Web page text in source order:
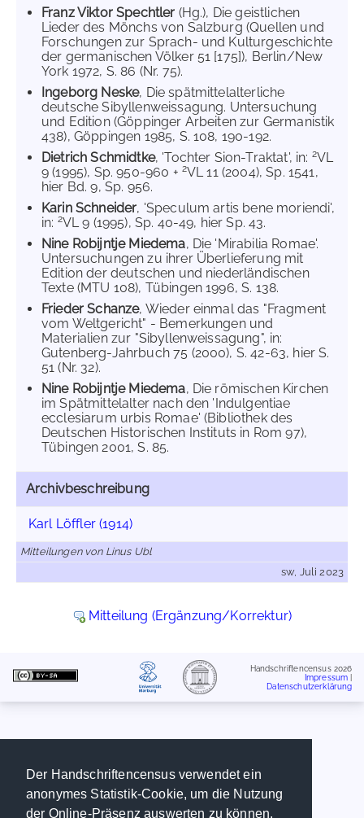
Der Handschriftencensus verwendet ein
anonymes Statistik-Cookie, um die Nutzung
der Online-Präsenz auswerten zu können.
Franz Viktor Spechtler (Hg.), Die geistlichen
Lieder des Mönchs von Salzburg (Quellen und
Forschungen zur Sprach- und Kulturgeschichte
der germanischen Völker 51 [175]), Berlin/New
York 1972, S. 86 (Nr. 75).
Ingeborg Neske, Die spätmittelalterliche
deutsche Sibyllenweissagung. Untersuchung
und Edition (Göppinger Arbeiten zur Germanistik
438), Göppingen 1985, S. 108, 190-192.
Dietrich Schmidtke, 'Tochter Sion-Traktat', in: 2VL
9 (1995), Sp. 950-960 + 2VL 11 (2004), Sp. 1541,
hier Bd. 9, Sp. 956.
Karin Schneider, 'Speculum artis bene moriendi',
in: 2VL 9 (1995), Sp. 40-49, hier Sp. 43.
Nine Robijntje Miedema, Die 'Mirabilia Romae'.
Untersuchungen zu ihrer Überlieferung mit
Edition der deutschen und niederländischen
Texte (MTU 108), Tübingen 1996, S. 138.
Frieder Schanze, Wieder einmal das "Fragment
vom Weltgericht" - Bemerkungen und
Materialien zur "Sibyllenweissagung", in:
Gutenberg-Jahrbuch 75 (2000), S. 42-63, hier S.
51 (Nr. 32).
Nine Robijntje Miedema, Die römischen Kirchen
im Spätmittelalter nach den 'Indulgentiae
ecclesiarum urbis Romae' (Bibliothek des
Deutschen Historischen Instituts in Rom 97),
Tübingen 2001, S. 85.
Archivbeschreibung
Karl Löffler (1914)
Mitteilungen von Linus Ubl
sw, Juli 2023
Mitteilung (Ergänzung/Korrektur)
Handschriftencensus 2026
Impressum
Datenschutzerklärung